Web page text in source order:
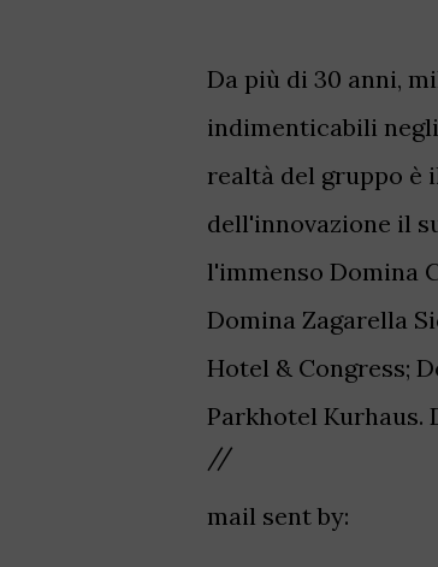
Da più di 30 anni,
indimenticabili
realtà del gruppo è
dell'innovazione il
l'immenso Domina
Domina Zagarella
Hotel & Congress;
Parkhotel Kurhaus.
//
mail sent by: